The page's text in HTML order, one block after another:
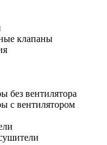
клапаны
без вентилятора
с вентилятором